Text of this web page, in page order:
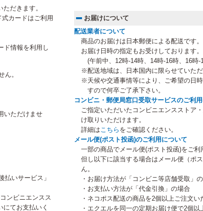
だきます。
カードはご利用
ド情報を利用し
ん。
いただけませ
払いサービス」
ンビニエンスス
にてお支払いく
お届けについて
配送業者について
商品のお届けは日本郵便による配送です。
お届け日時の指定もお受けしております。
(午前中、12時-14時、14時-16時、16時-
※配送地域は、日本国内に限らせていただ
※天候や交通事情等により、ご希望の日
すので何卒ご了承下さい。
コンビニ・郵便局窓口受取サービスのご利
ご指定いただいたコンビニエンスストア
け取りいただけます。
詳細はこちら をご確認ください。
メール便(ポスト投函)のご利用について
一部の商品でメール便(ポスト投函)をご利
但し以下に該当する場合はメール便（ポ
ん。
・お届け方法が「コンビニ等店舗受取」
・お支払い方法が「代金引換」の場合
・ネコポス配送の商品を2個以上ご注文い
・エクエルを同一の定期お届け便で2個